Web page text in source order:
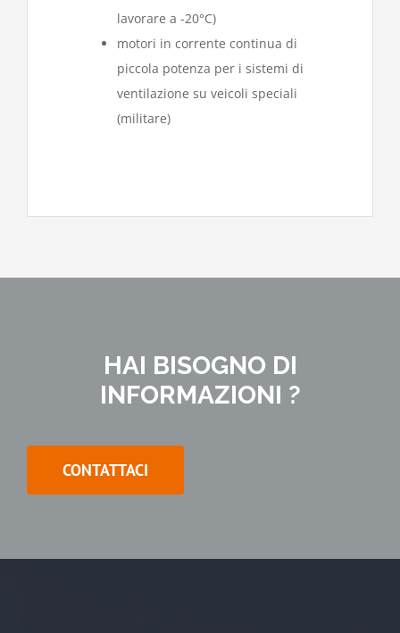
lavorare a -20°C)
motori in corrente continua di
piccola potenza per i sistemi di
ventilazione su veicoli speciali
(militare)
HAI BISOGNO DI
INFORMAZIONI ?
CONTATTACI